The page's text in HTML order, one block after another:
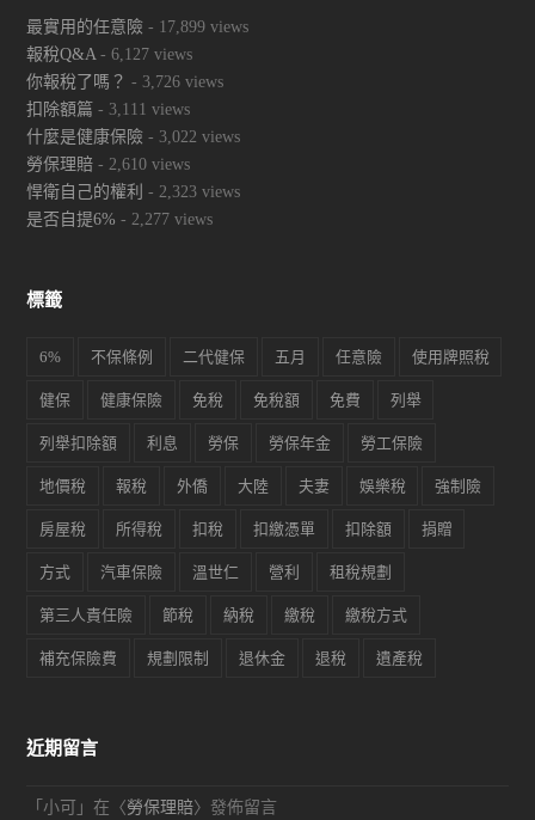
最實用的任意險 - 17,899 views
報稅Q&A- 6,127 views
你報稅了嗎？ - 3,726 views
扣除額篇 - 3,111 views
什麼是健康保險 - 3,022 views
勞保理賠 - 2,610 views
悍衛自己的權利 - 2,323 views
是否自提6% - 2,277 views
標籤
6% 不保條例 二代健保 五月 任意險 使用牌照稅
健保 健康保險 免稅 免稅額 免費 列舉
列舉扣除額 利息 勞保 勞保年金 勞工保險
地價稅 報稅 外僑 大陸 夫妻 娛樂稅 強制險
房屋稅 所得稅 扣稅 扣繳憑單 扣除額 捐贈
方式 汽車保險 溫世仁 營利 租稅規劃
第三人責任險 節稅 納稅 繳稅 繳稅方式
補充保險費 規劃限制 退休金 退稅 遺產稅
近期留言
「 小可 」在〈勞保理賠〉發佈留言